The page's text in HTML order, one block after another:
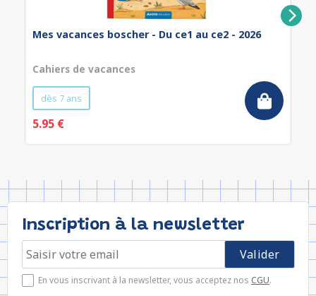
Mes vacances boscher - Du ce1 au ce2 - 2026
Cahiers de vacances
dès 7 ans
5.95 €
Inscription à la newsletter
En vous inscrivant à la newsletter, vous acceptez nos CGU.